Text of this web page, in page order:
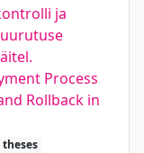
ja
Process
Rollback in